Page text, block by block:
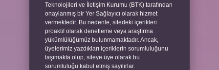
Teknolojileri ve İletişim Kurumu (BTK) tarafından
onaylanmış bir Yer Sağlayıcı olarak hizmet
vermektedir. Bu nedenle, sitedeki içerikleri
proaktif olarak denetleme veya araştırma
yükümlülüğümüz bulunmamaktadır. Ancak,
üyelerimiz yazdıkları içeriklerin sorumluluğunu
taşımakta olup, siteye üye olarak bu
sorumluluğu kabul etmiş sayılırlar.